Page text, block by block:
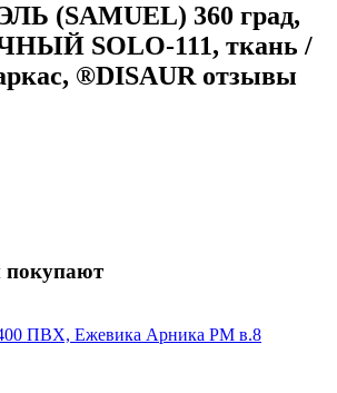
(SAMUEL) 360 град,
SOLO-111, ткань /
®DISAUR отзывы
покупают
ПВХ, Ежевика Арника РМ в.8